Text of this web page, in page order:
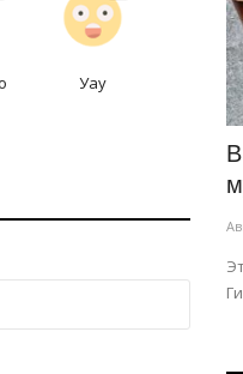
Уау
и в мировой практике.